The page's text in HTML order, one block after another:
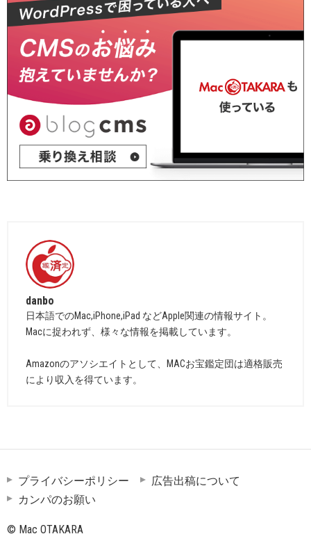
danbo
日本語でのMac,iPhone,iPad などApple関連の情報サイト。
Macに捉われず、様々な情報を掲載しています。
Amazonのアソシエイトとして、MACお宝鑑定団は適格販売
により収入を得ています。
プライバシーポリシー
広告出稿について
カンパのお願い
© Mac OTAKARA